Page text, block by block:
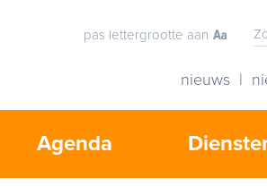
pas lettergrootte aan
nieuws
Agenda